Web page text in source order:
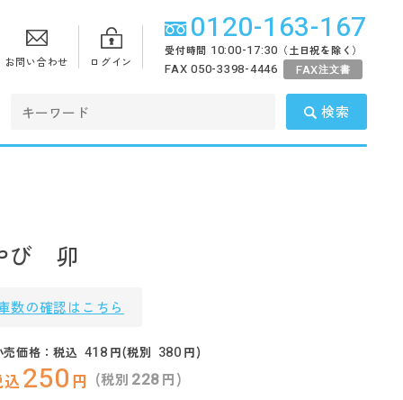
お問い合わせ ログイン
0120-163-167
受付時間 10:00-17:30 （土日祝を除く）
FAX 050-3398-4446 FAX注文書
検索
び 卯
数の確認はこちら
価格：税込 418 円(税別 380 円)
込250 円 (税別 228円)